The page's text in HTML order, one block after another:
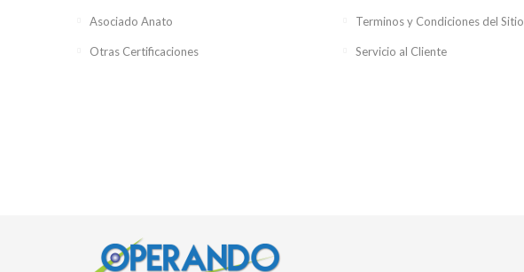
Asociado Anato
Otras Certificaciones
Terminos y Condiciones del Sitio
Servicio al Cliente